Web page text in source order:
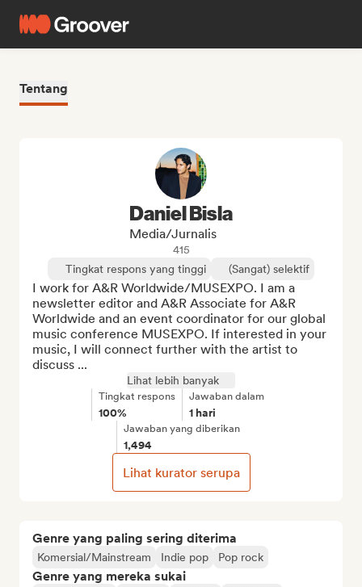
Tentang
Genre yang paling sering diterima
Komersial/Mainstream Indie pop Pop rock
Genre yang mereka sukai
Daniel Bisla
Media/Jurnalis
415
Tingkat respons yang tinggi
(Sangat) selektif
I work for A&R Worldwide/MUSEXPO. I am a
newsletter editor and A&R Associate for A&R
Worldwide and an event coordinator for our global
music conference MUSEXPO. If interested in your
music, I will connect further with the artist to
discuss ...
Lihat lebih banyak
Tingkat respons
100%
Jawaban dalam
1 hari
Jawaban yang diberikan
1,494
Lihat kurator serupa